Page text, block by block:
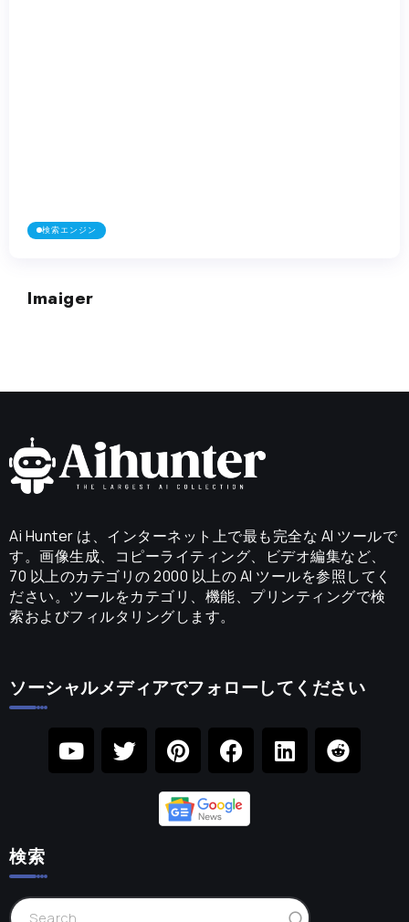
検索エンジン
Imaiger
Ai Hunter は、インターネット上で最も完全な AI ツールで
す。画像生成、コピーライティング、ビデオ編集など、
70 以上のカテゴリの 2000 以上の AI ツールを参照してく
ださい。ツールをカテゴリ、機能、プリンティングで検
索およびフィルタリングします。
ソーシャルメディアでフォローしてください
検索